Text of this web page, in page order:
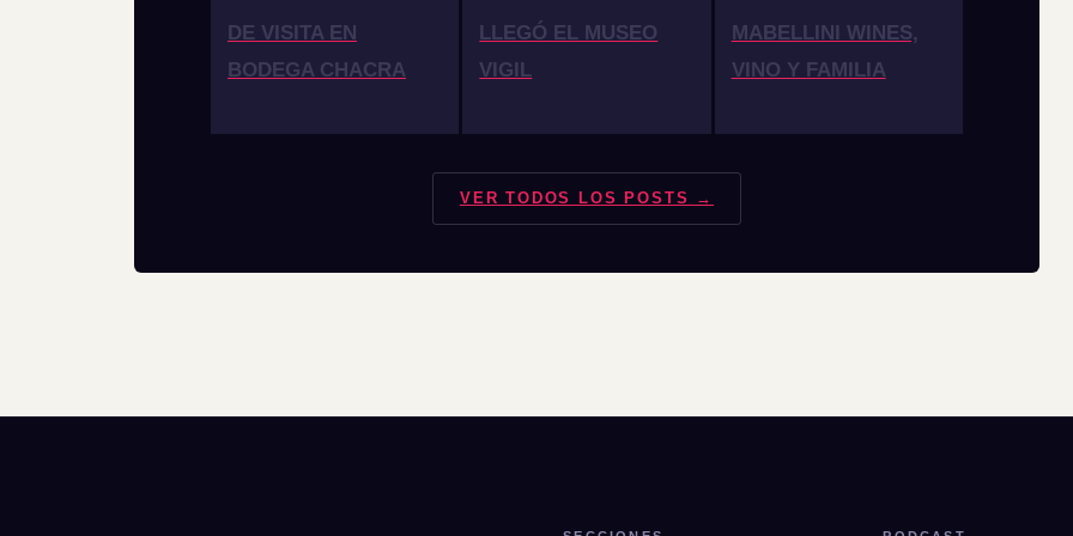
DE VISITA EN
BODEGA CHACRA
LLEGÓ EL MUSEO
VIGIL
MABELLINI WINES,
VINO Y FAMILIA
VER TODOS LOS POSTS →